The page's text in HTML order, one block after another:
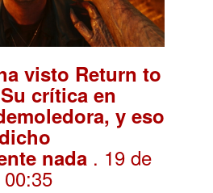
visto Return to
crítica en
y eso
nada . 19 de